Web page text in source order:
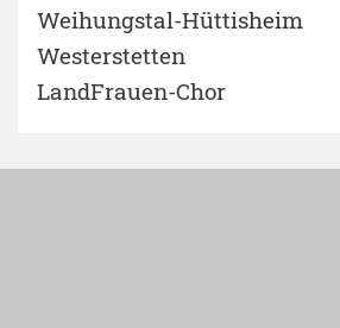
Weihungstal-Hüttisheim
Westerstetten
LandFrauen-Chor